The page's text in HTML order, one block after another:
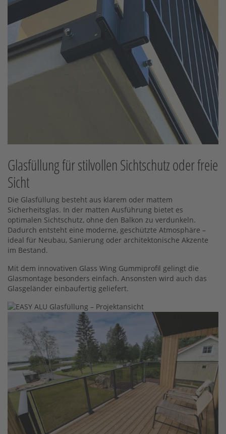
Glasfüllung für stilvollen Sichtschutz oder freie
Sicht
Die Glasfüllung besteht aus klarem oder mattem
Sicherheitsglas. In der matten Ausführung bietet es
optimalen Sichtschutz, ohne den Balkon zu verdunkeln.
Dadurch entsteht eine moderne, geschützte Atmosphäre –
ideal für Neubau, Sanierung oder architektonische Akzente
im Bestand.
Mit dem innovativen Glass Wing Gummiprofil gelingt die
Glasmontage besonders einfach. Ansonsten wird auch das
Glasgeländer einbaufertig geliefert.